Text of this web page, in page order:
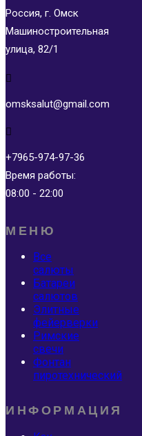
Россия, г. Омск
Машиностроительная
улица, 82/1
omsksalut@gmail.com
+7965-974-97-36
Время работы:
08:00 - 22:00
МЕНЮ
Все
салюты
Батареи
салютов
Элитные
фейерверки
Римские
свечи
Фонтан
пиротехнический
ИНФОРМАЦИЯ